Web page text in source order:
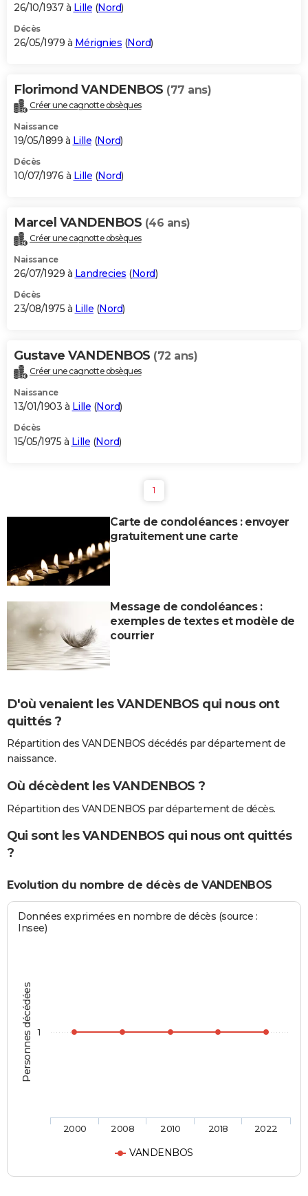
26/10/1937 à Lille (Nord)
Décès
26/05/1979 à Mérignies (Nord)
Florimond VANDENBOS (77 ans)
Créer une cagnotte obsèques
Naissance
19/05/1899 à Lille (Nord)
Décès
10/07/1976 à Lille (Nord)
Marcel VANDENBOS (46 ans)
Créer une cagnotte obsèques
Naissance
26/07/1929 à Landrecies (Nord)
Décès
23/08/1975 à Lille (Nord)
Gustave VANDENBOS (72 ans)
Créer une cagnotte obsèques
Naissance
13/01/1903 à Lille (Nord)
Décès
15/05/1975 à Lille (Nord)
1
Carte de condoléances : envoyer
gratuitement une carte
Message de condoléances :
exemples de textes et modèle de
courrier
D'où venaient les VANDENBOS qui nous ont
quittés ?
Répartition des VANDENBOS décédés par département de
naissance.
Où décèdent les VANDENBOS ?
Répartition des VANDENBOS par département de décès.
Qui sont les VANDENBOS qui nous ont quittés
?
Evolution du nombre de décès de VANDENBOS
Personnes décédées
Données exprimées en nombre de décès (source :
Insee)
VANDENBOS
2000 2008 2010 2018 2022
1